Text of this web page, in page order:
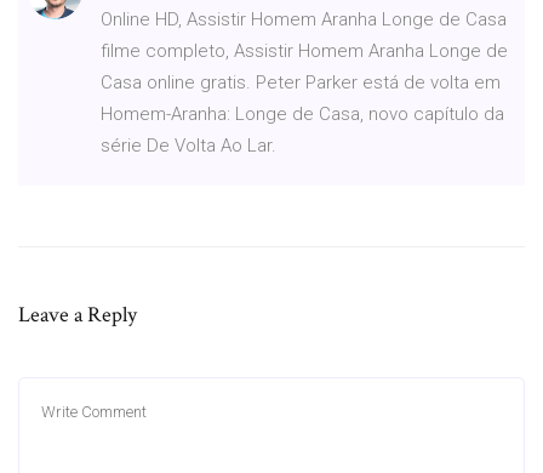
Online HD, Assistir Homem Aranha Longe de Casa
filme completo, Assistir Homem Aranha Longe de
Casa online gratis. Peter Parker está de volta em
Homem-Aranha: Longe de Casa, novo capítulo da
série De Volta Ao Lar.
Leave a Reply